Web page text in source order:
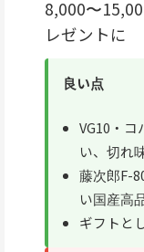
8,000〜
レゼントに
良い点
VG10・
い、切れ
藤次郎F-
い国産高
ギフトと